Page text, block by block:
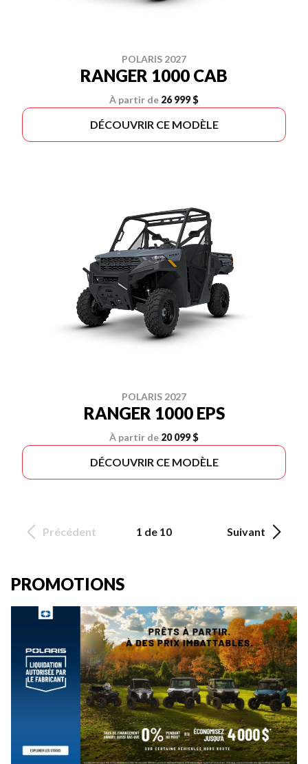
POLARIS 2027
RANGER 1000 CAB
À partir de 26 999 $
DÉCOUVRIR CE MODÈLE
POLARIS 2027
RANGER 1000 EPS
À partir de 20 099 $
DÉCOUVRIR CE MODÈLE
Précédent 1 de 10 Suivant
PROMOTIONS